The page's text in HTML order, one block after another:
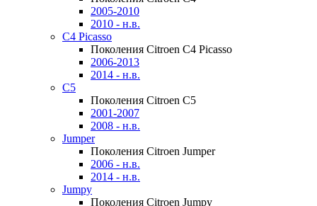
2005-2010
2010 - н.в.
C4 Picasso
Поколения Citroen C4 Picasso
2006-2013
2014 - н.в.
C5
Поколения Citroen C5
2001-2007
2008 - н.в.
Jumper
Поколения Citroen Jumper
2006 - н.в.
2014 - н.в.
Jumpy
Поколения Citroen Jumpy